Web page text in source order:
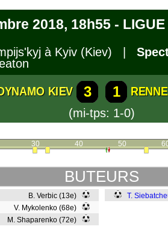
2018, 18h55 -
à Kyiv (Kiev) |
KIEV 3 1
(mi-tps: 1-0)
30 40 50
BUTEURS
B. Verbic (13e)
V. Mykolenko (68e)
M. Shaparenko (72e)
T.